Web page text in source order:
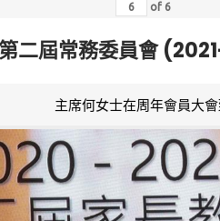
of 6
二屆常務委員會
主席何女士在周年會員大